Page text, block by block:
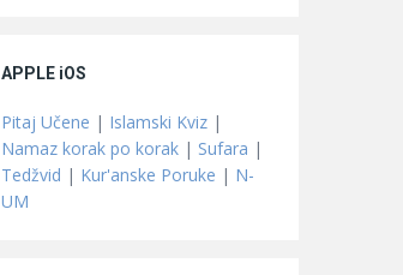
APPLE iOS
Pitaj Učene | Islamski Kviz |
Namaz korak po korak | Sufara |
Tedžvid | Kur'anske Poruke | N-
UM